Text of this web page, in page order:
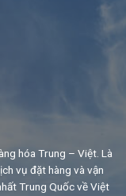
hóa Trung – Việt. Là
vụ đặt hàng và vận
Trung Quốc về Việt